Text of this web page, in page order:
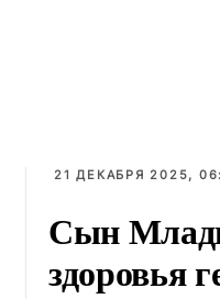
21 ДЕКАБРЯ 2025,
Сын
здоровья